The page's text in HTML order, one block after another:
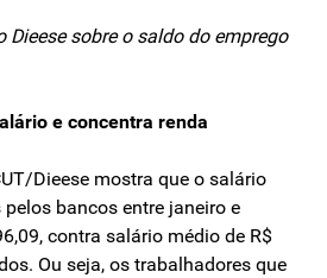
sobre o saldo do emprego
e concentra renda
Dieese mostra que o salário
bancos entre janeiro e
contra salário médio de R$
Ou seja, os trabalhadores que